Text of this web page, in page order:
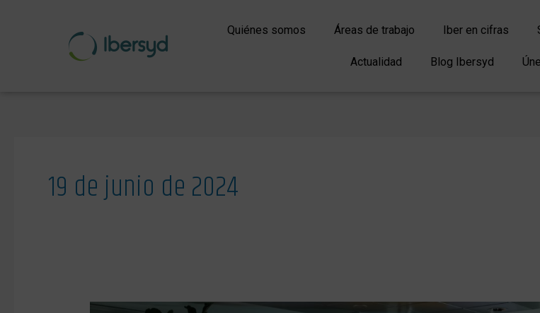
Quiénes somos Áreas de trabajo Iber en cifras
Actualidad Blog Ibersyd
19 de junio de 2024